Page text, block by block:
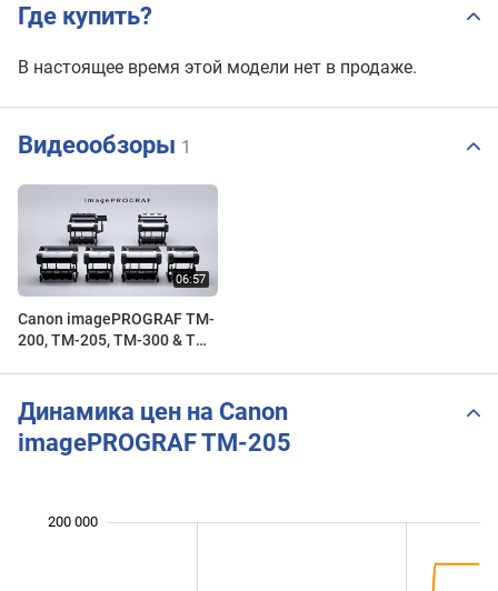
Где купить?
В настоящее время этой модели нет в продаже.
Видеообзоры 1
Canon imagePROGRAF TM-
200, TM-205, TM-300 & TM-
Динамика цен на Canon
imagePROGRAF TM-205
200 000